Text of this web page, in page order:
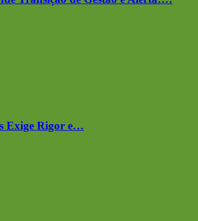
Exige Rigor e…